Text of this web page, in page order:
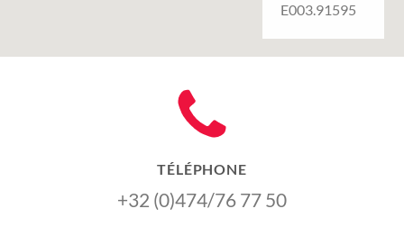
E003.91595
TÉLÉPHONE
+32 (0)474/76 77 50